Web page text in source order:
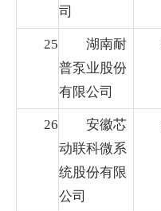
司
25
湖南耐
普泵业股份
有限公司
26
安徽芯
动联科微系
统股份有限
公司